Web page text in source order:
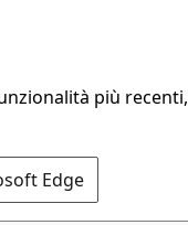
più recenti,
Edge